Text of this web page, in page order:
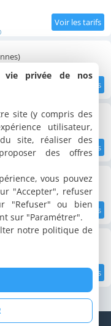
vie privée de nos
site (y compris des
utilisateur,
site, réaliser des
des offres
vous pouvez
"Accepter", refuser
"Refuser" ou bien
sur "Paramétrer".
notre politique de